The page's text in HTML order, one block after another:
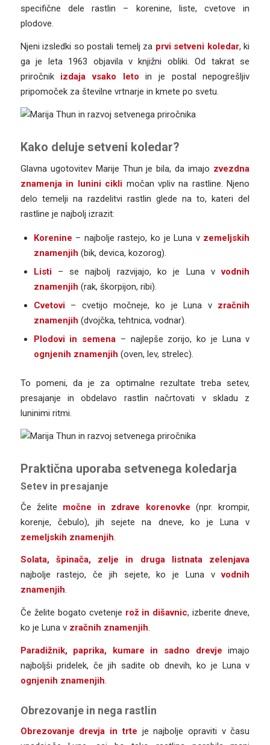
specifične dele rastlin – korenine, liste, cvetove in
plodove.
Njeni izsledki so postali temelj za prvi setveni koledar, ki
ga je leta 1963 objavila v knjižni obliki. Od takrat se
priročnik izdaja vsako leto in je postal nepogrešljiv
pripomoček za številne vrtnarje in kmete po svetu.
Kako deluje setveni koledar?
Glavna ugotovitev Marije Thun je bila, da imajo zvezdna
znamenja in lunini cikli močan vpliv na rastline. Njeno
delo temelji na razdelitvi rastlin glede na to, kateri del
rastline je najbolj izrazit:
Korenine – najbolje rastejo, ko je Luna v zemeljskih
znamenjih (bik, devica, kozorog).
Listi – se najbolj razvijajo, ko je Luna vvodnih
znamenjih (rak, škorpijon, ribi).
Cvetovi – cvetijo močneje, ko je Luna v zračnih
znamenjih (dvojčka, tehtnica, vodnar).
Plodovi in semena – najlepše zorijo, ko je Luna v
ognjenih znamenjih (oven, lev, strelec).
To pomeni, da je za optimalne rezultate treba setev,
presajanje in obdelavo rastlin načrtovati v skladu z
luninimi ritmi.
Praktična uporaba setvenega koledarja
Setev in presajanje
Če želite močne in zdrave korenovke (npr. krompir,
korenje, čebulo), jih sejete na dneve, ko je Luna v
zemeljskih znamenjih.
Solata, špinača, zelje in druga listnata zelenjava
najbolje rastejo, če jih sejete, ko je Luna vvodnih
znamenjih.
Če želite bogato cvetenje rož in dišavnic, izberite dneve,
ko je Luna v zračnih znamenjih.
Paradižnik, paprika, kumare in sadno drevje imajo
najboljši pridelek, če jih sadite ob dnevih, ko je Luna v
ognjenih znamenjih.
Obrezovanje in nega rastlin
Obrezovanje drevja in trte je najbolje opraviti v času